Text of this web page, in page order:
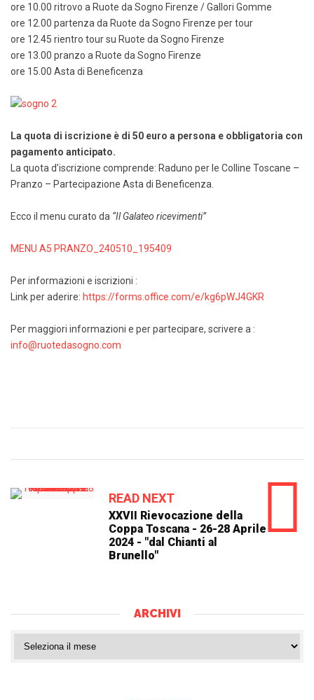
ore 10.00 ritrovo a Ruote da Sogno Firenze / Gallori Gomme
ore 12.00 partenza da Ruote da Sogno Firenze per tour
ore 12.45 rientro tour su Ruote da Sogno Firenze
ore 13.00 pranzo a Ruote da Sogno Firenze
ore 15.00 Asta di Beneficenza
La quota di iscrizione è di 50 euro a persona e obbligatoria con
pagamento anticipato.
La quota d’iscrizione comprende: Raduno per le Colline Toscane –
Pranzo – Partecipazione Asta di Beneficenza.
Ecco il menu curato da “Il Galateo ricevimenti”
MENU A5 PRANZO_240510_195409
Per informazioni e iscrizioni :
Link per aderire: https://forms.office.com/e/kg6pWJ4GKR
Per maggiori informazioni e per partecipare, scrivere a :
info@ruotedasogno.com
READ NEXT
XXVII Rievocazione della
Coppa Toscana - 26-28 Aprile
2024 - "dal Chianti al
Brunello"
ARCHIVI